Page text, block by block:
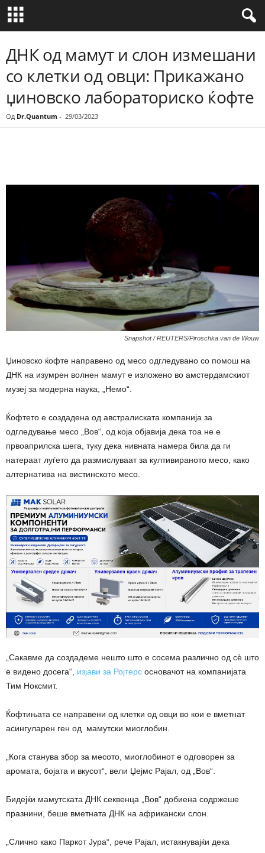
ДНК од мамут и слон измешани
со клетки од овци: Прикажано
џиновско лабораториско ќофте
Од Dr.Quantum - 29/03/2023
Snapshot / REUTERS/Piroschka van de Wouw
Џиновско ќофте направено од месо одгледувано со помош на
ДНК на изумрен волнен мамут е изложено во амстердамскиот
музеј за модерна наука, „Немо“.
Ќофтето е создадена од австралиската компанија за
одгледување месо „Вов“, од која објавија дека тоа не е
првоаприлска шега, туку дека нивната намера била да ги
натераат луѓето да размислуваат за култивираното месо, како
алтернатива на вистинското месо.
„Сакавме да создадеме нешто што е сосема различно од сѐ што
е видено досега“, изјави за Ројтерс основачот на компанијата
Тим Ноксмит.
Ќофтињата се направени од клетки од овци во кои е вметнат
асингуларен ген од мамутски миоглобин.
„Кога станува збор за месото, миоглобинот е одговорен за
аромата, бојата и вкусот“, вели Џејмс Рајал, од „Вов“.
Бидејќи мамутската ДНК секвенца „Вов“ добиена содржеше
празнини, беше вметната ДНК на африкански слон.
„Слично како Паркот Јура“, рече Рајал, истакнувајќи дека